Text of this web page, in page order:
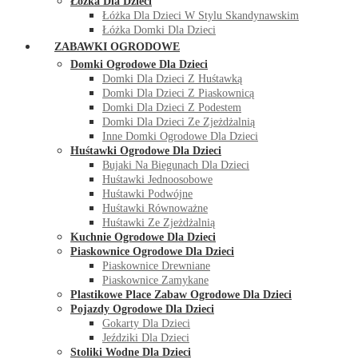
Łóżka Dla Dzieci W Stylu Skandynawskim
Łóżka Domki Dla Dzieci
ZABAWKI OGRODOWE
Domki Ogrodowe Dla Dzieci
Domki Dla Dzieci Z Huśtawką
Domki Dla Dzieci Z Piaskownicą
Domki Dla Dzieci Z Podestem
Domki Dla Dzieci Ze Zjeżdżalnią
Inne Domki Ogrodowe Dla Dzieci
Huśtawki Ogrodowe Dla Dzieci
Bujaki Na Biegunach Dla Dzieci
Huśtawki Jednoosobowe
Huśtawki Podwójne
Huśtawki Równoważne
Huśtawki Ze Zjeżdżalnią
Kuchnie Ogrodowe Dla Dzieci
Piaskownice Ogrodowe Dla Dzieci
Piaskownice Drewniane
Piaskownice Zamykane
Plastikowe Place Zabaw Ogrodowe Dla Dzieci
Pojazdy Ogrodowe Dla Dzieci
Gokarty Dla Dzieci
Jeździki Dla Dzieci
Stoliki Wodne Dla Dzieci